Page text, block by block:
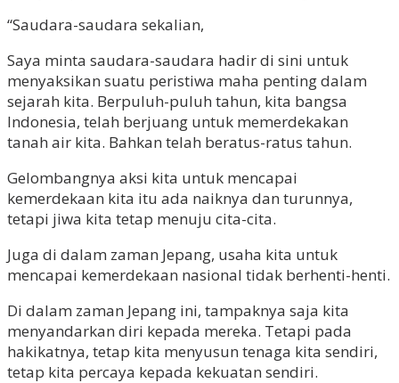
“Saudara-saudara sekalian,
Saya minta saudara-saudara hadir di sini untuk
menyaksikan suatu peristiwa maha penting dalam
sejarah kita. Berpuluh-puluh tahun, kita bangsa
Indonesia, telah berjuang untuk memerdekakan
tanah air kita. Bahkan telah beratus-ratus tahun.
Gelombangnya aksi kita untuk mencapai
kemerdekaan kita itu ada naiknya dan turunnya,
tetapi jiwa kita tetap menuju cita-cita.
Juga di dalam zaman Jepang, usaha kita untuk
mencapai kemerdekaan nasional tidak berhenti-henti.
Di dalam zaman Jepang ini, tampaknya saja kita
menyandarkan diri kepada mereka. Tetapi pada
hakikatnya, tetap kita menyusun tenaga kita sendiri,
tetap kita percaya kepada kekuatan sendiri.